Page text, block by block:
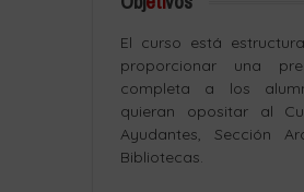
El curso está
proporcionar una
completa a los
quieran opositar al
Ayudantes, Sección
Bibliotecas.